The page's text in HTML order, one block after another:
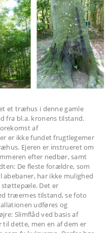
et træhus i denne gamle
fra bl.a. kronens tilstand.
af
er ikke fundet frugt­legemer
Ejeren er instrueret om
efter nedbør, samt
De fleste forældre, som
har ikke mulighed
Det er
træernes tilstand, se foto
udføres og
Slimflåd ved basis af
dette, men en af dem er